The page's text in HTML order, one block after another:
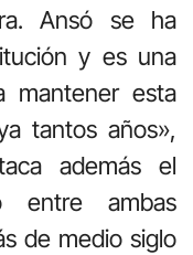
Ansó se ha
y es una
mantener esta
tantos años»,
además el
entre ambas
de medio siglo